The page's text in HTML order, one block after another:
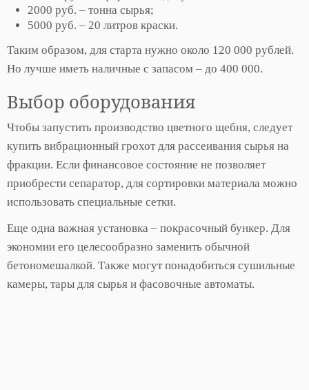
2000 руб. – тонна сырья;
5000 руб. – 20 литров краски.
Таким образом, для старта нужно около 120 000 рублей.
Но лучше иметь наличные с запасом – до 400 000.
Выбор оборудования
Чтобы запустить производство цветного щебня, следует
купить вибрационный грохот для рассеивания сырья на
фракции. Если финансовое состояние не позволяет
приобрести сепаратор, для сортировки материала можно
использовать специальные сетки.
Еще одна важная установка – покрасочный бункер. Для
экономии его целесообразно заменить обычной
бетономешалкой. Также могут понадобиться сушильные
камеры, тары для сырья и фасовочные автоматы.